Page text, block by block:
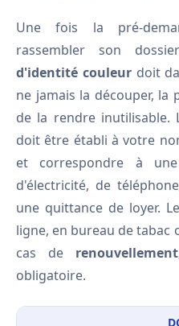
Une fois la pré-
rassembler son
d'identité couleurdoit
ne jamais la découper, la
de la rendre inutilisable.
doit être établi à votre
et correspondre à
d'électricité, de
une quittance de loyer.
ligne, en bureau de tabac
cas de renouvellement
obligatoire.